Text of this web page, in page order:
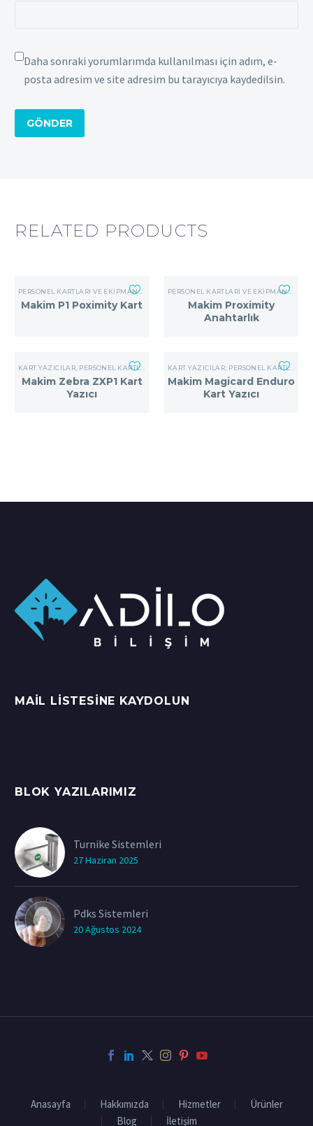
Daha sonraki yorumlarımda kullanılması için adım, e-
posta adresim ve site adresim bu tarayıcıya kaydedilsin.
GÖNDER
RELATED PRODUCTS
PERSONEL KARTLARI VE EKIPMANLARI PROXIMITY KART
Makim P1 Poximity Kart
PERSONEL KARTLARI VE EKIPMANLARI
Makim Proximity
Anahtarlık
KART YAZICILAR PERSONEL KARTLARI VE EKIPMANLARI
Makim Zebra ZXP1 Kart
Yazıcı
KART YAZICILAR PERSONEL KARTLARI VE EKIPMANLARI
Makim Magicard Enduro
Kart Yazıcı
MAIL LISTESINE KAYDOLUN
BLOK YAZILARIMIZ
Turnike Sistemleri
27 Haziran 2025
Pdks Sistemleri
20 Ağustos 2024
Anasayfa Hakkımızda Hizmetler
Ürünler
Blog
İletişim